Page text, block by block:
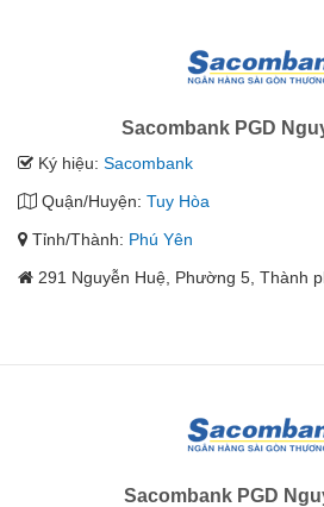
Sacombank PGD
Ký hiệu: Sacombank
Quận/Huyện: Tuy Hòa
Tỉnh/Thành: Phú Yên
291 Nguyễn Huệ, Phường 5, Thành
Sacombank PGD